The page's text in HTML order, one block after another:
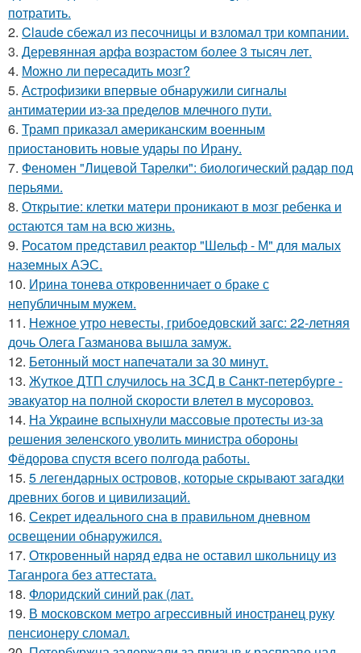
потратить.
2. Claude сбежал из песочницы и взломал три компании.
3. Деревянная арфа возрастом более 3 тысяч лет.
4. Можно ли пересадить мозг?
5. Астрофизики впервые обнаружили сигналы
антиматерии из-за пределов млечного пути.
6. Трамп приказал американским военным
приостановить новые удары по Ирану.
7. Феномен "Лицевой Тарелки": биологический радар под
перьями.
8. Открытие: клетки матери проникают в мозг ребенка и
остаются там на всю жизнь.
9. Росатом представил реактор "Шельф - М" для малых
наземных АЭС.
10. Ирина тонева откровенничает о браке с
непубличным мужем.
11. Нежное утро невесты, грибоедовский загс: 22-летняя
дочь Олега Газманова вышла замуж.
12. Бетонный мост напечатали за 30 минут.
13. Жуткое ДТП случилось на ЗСД в Санкт-петербурге -
эвакуатор на полной скорости влетел в мусоровоз.
14. На Украине вспыхнули массовые протесты из-за
решения зеленского уволить министра обороны
Фёдорова спустя всего полгода работы.
15. 5 легендарных островов, которые скрывают загадки
древних богов и цивилизаций.
16. Секрет идеального сна в правильном дневном
освещении обнаружился.
17. Откровенный наряд едва не оставил школьницу из
Таганрога без аттестата.
18. Флоридский синий рак (лат.
19. В московском метро агрессивный иностранец руку
пенсионеру сломал.